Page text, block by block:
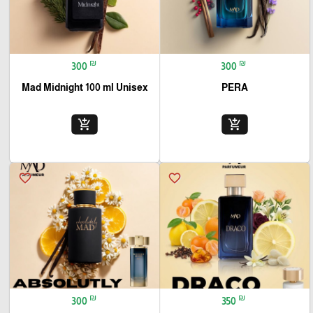
300 ₪
PERA
add_shopping_cart
300 ₪
Mad Midnight 100 ml Unisex
add_shopping_cart
favorite_border
350 ₪
favorite_border
300 ₪